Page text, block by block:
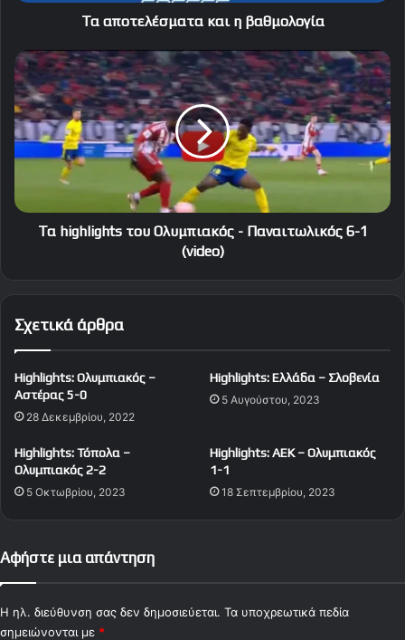
Τα αποτελέσματα και η βαθμολογία
Τα
highlights
του
Ολυμπιακός
-
Παναιτωλικός
(video)
Τα highlights του Ολυμπιακός - Παναιτωλικός 6-1
(video)
Σχετικά άρθρα
Highlights: Ολυμπιακός –
Αστέρας 5-0
28 Δεκεμβρίου, 2022
Highlights: Ελλάδα – Σλοβενία
5 Αυγούστου, 2023
Highlights: Τόπολα –
Ολυμπιακός 2-2
5 Οκτωβρίου, 2023
Highlights: ΑΕΚ – Ολυμπιακός
1-1
18 Σεπτεμβρίου, 2023
Αφήστε μια απάντηση
Η ηλ. διεύθυνση σας δεν δημοσιεύεται. Τα υποχρεωτικά πεδία
σημειώνονται με *